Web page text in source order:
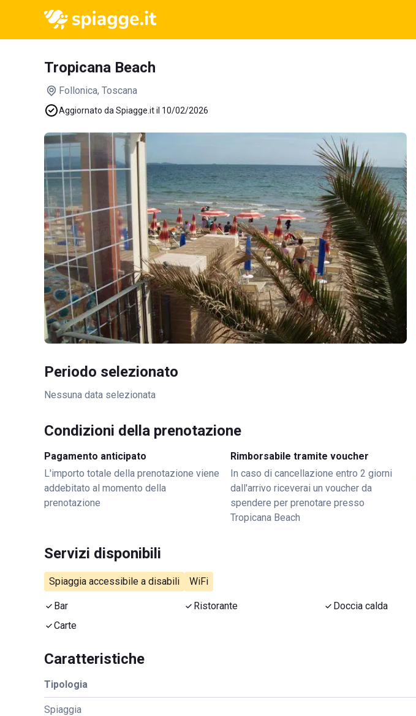
Tropicana Beach
Follonica, Toscana
Aggiornato da Spiagge.it il 10/02/2026
Periodo selezionato
Nessuna data selezionata
Condizioni della prenotazione
Pagamento anticipato
L'importo totale della prenotazione viene
addebitato al momento della
prenotazione
Rimborsabile tramite voucher
In caso di cancellazione entro 2 giorni
dall'arrivo riceverai un voucher da
spendere per prenotare presso
Tropicana Beach
Servizi disponibili
Spiaggia accessibile a disabili WiFi
Bar Ristorante Doccia calda
Carte
Caratteristiche
Tipologia
Spiaggia